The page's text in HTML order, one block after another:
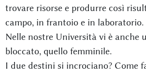
trovare risorse e produrre così
campo, in frantoio e in laboratorio.
Nelle nostre Università vi è anche
bloccato, quello femminile.
I due destini si incrociano? Come